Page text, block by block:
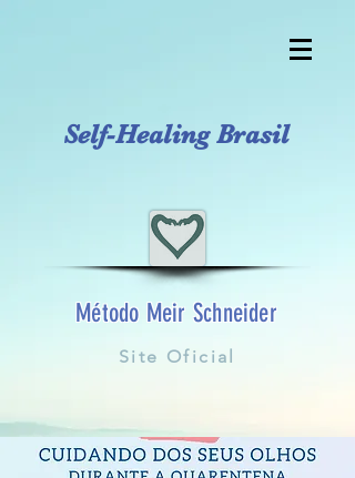
Self-Healing Brasil
Método Meir Schneider
Site Oficial